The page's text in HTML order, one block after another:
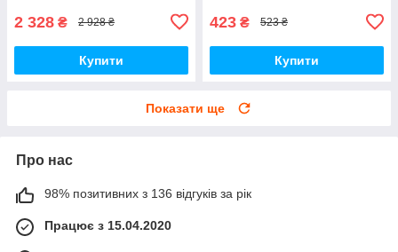
2 328 ₴ 2 928 ₴
Купити
423 ₴ 523 ₴
Купити
Показати ще
Про нас
98% позитивних з 136 відгуків за рік
Працює з 15.04.2020